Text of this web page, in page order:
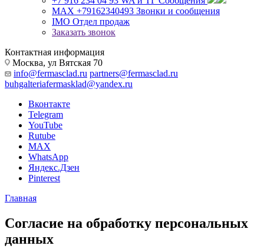
MAX +79162340493 Звонки и сообщения
IMO Отдел продаж
Заказать звонок
Контактная информация
Москва, ул Вятская 70
info@fermasclad.ru partners@fermasclad.ru
buhgalteriafermasklad@yandex.ru
Вконтакте
Telegram
YouTube
Rutube
MAX
WhatsApp
Яндекс.Дзен
Pinterest
Главная
Согласие на обработку персональных
данных